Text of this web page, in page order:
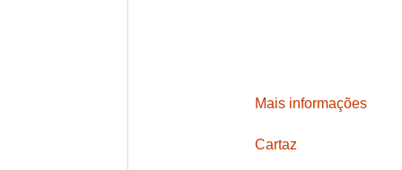
Mais informações
Cartaz